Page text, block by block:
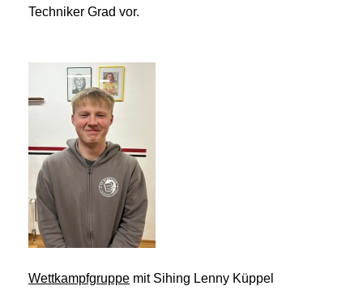
Techniker Grad vor.
Wettkampfgruppe mit Sihing Lenny Küppel